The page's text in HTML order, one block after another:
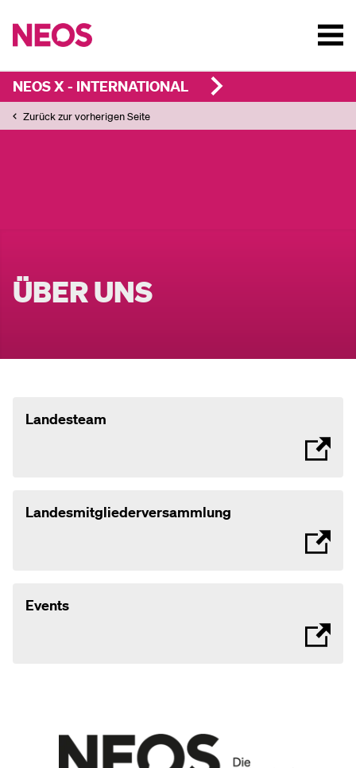
NEOS X - INTERNATIONAL
Zurück zur vorherigen Seite
ÜBER UNS
Landesteam
Landesmitgliederversammlung
Events